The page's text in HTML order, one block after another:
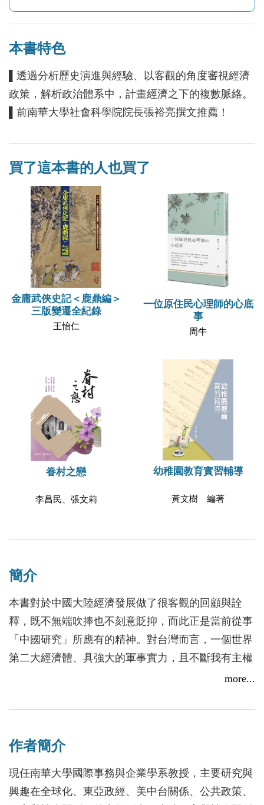
本書特色
▌透過分析歷史演進與經驗、以客觀的角度審視經濟
政策，解析政治體系中，計畫經濟之下的複數脈絡。
▌前南華大學社會科學院院長張裕亮撰文推薦！
買了這本書的人也買了
金庸武俠史記＜鹿鼎編＞
三版變遷全紀錄
王怡仁
一位原住民心理師的心底
事
周牛
眷村之戀
李昌民、張文莉
幼稚園教育實習輔導
黃文樹 編著
簡介
本書對於中國大陸經濟發展做了很客觀的回顧與詮
釋，既不無端吹捧也不刻意貶抑，而此正是當前從事
「中國研究」所應有的精神。對台灣而言，一個世界
第二大經濟體、具強大的軍事實力，且不斷我有主權
伸張，中國大陸研究不僅是簡單的學術與政策分析，
中國大陸研究與對其發展的正確判斷，台灣比任何國
範。
more...
作者簡介
現任南華大學國際事務與企業學系教授，主要研究與
興趣在全球化、東亞政經、美中台關係、公共政策、